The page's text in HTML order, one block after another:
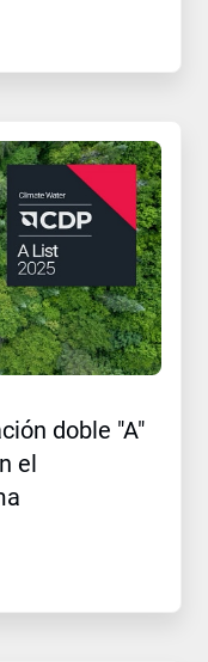
doble "A"
el